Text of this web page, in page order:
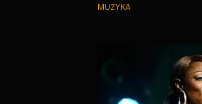
MUZYKA